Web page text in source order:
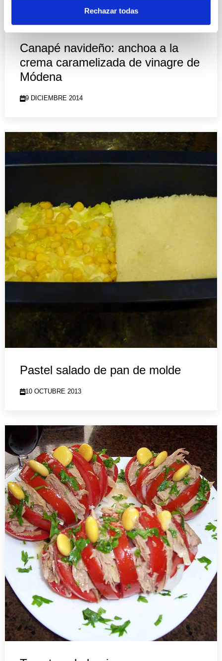
Rechazar todas
Canapé navideño: anchoa a la
crema caramelizada de vinagre de
Módena
9 DICIEMBRE 2014
Pastel salado de pan de molde
10 OCTUBRE 2013